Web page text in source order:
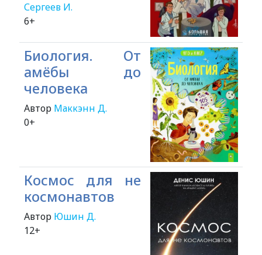
Сергеев И.
6+
Биология. От
амёбы до
человека
Автор Маккэнн Д.
0+
Космос для не
космонавтов
Автор Юшин Д.
12+